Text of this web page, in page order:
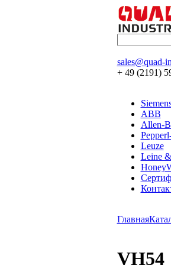
sales@quad-
+ 49 (2191)
ABB
Allen-
Leuze
Leine
Главная
VH54